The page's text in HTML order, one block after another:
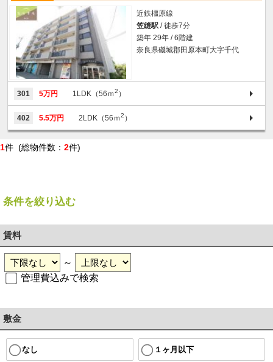
近鉄橿原線
笠縫駅 / 徒歩7分
築年 29年 / 6階建
奈良県磯城郡田原本町大字千代
301 5万円 1LDK（56ｍ2 ）
402 5.5万円 2LDK（56ｍ2 ）
1件 (総物件数： 2件)
条件を絞り込む
賃料
～
管理費込みで検索
敷金
なし １ヶ月以下